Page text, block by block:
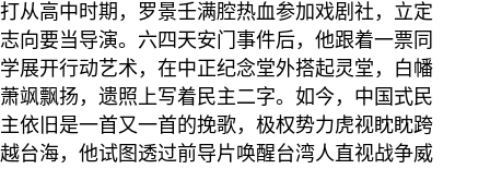
打从高中时期，罗景壬满腔热血参加戏剧社，立定
志向要当导演。六四天安门事件后，他跟着一票同
学展开行动艺术，在中正纪念堂外搭起灵堂，白幡
萧飒飘扬，遗照上写着民主二字。如今，中国式民
主依旧是一首又一首的挽歌，极权势力虎视眈眈跨
越台海，他试图透过前导片唤醒台湾人直视战争威